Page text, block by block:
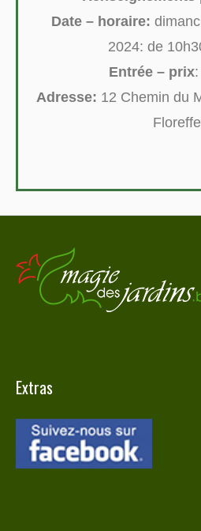
Date – horaire:
2024: de
Entrée – prix:
Adresse: 12 Chemin du
Floreffe
Extras